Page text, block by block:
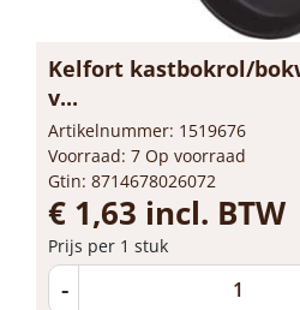
Kelfort kastbokrol/
v...
Artikelnummer: 1519676
Voorraad: 7 Op voorraad
Gtin: 8714678026072
€ 1,63 incl. BTW
Prijs per 1 stuk
-